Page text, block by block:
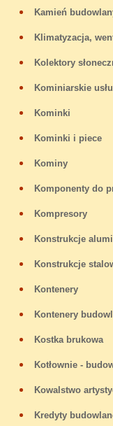
Kamień
Klimatyzacja,
Kolektory
Kominiarskie
Kominki
Kominki i piece
Kominy
Komponenty do
Kompresory
Konstrukcje
Konstrukcje
Kontenery
Kontenery
Kostka brukowa
Kotłownie -
Kowalstwo
Kredyty